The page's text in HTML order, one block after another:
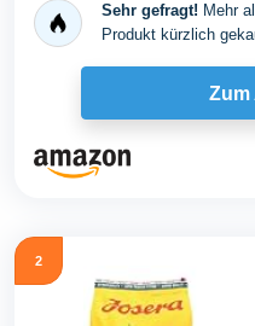
Sehr gefragt! Mehr
Produkt kürzlich
Zum
2